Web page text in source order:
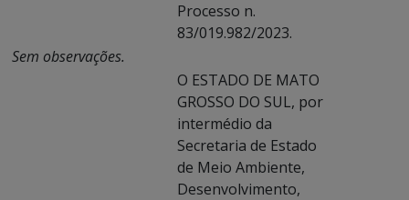
Processo n.
83/019.982/2023.
Sem observações.
O ESTADO DE MATO
GROSSO DO SUL, por
intermédio da
Secretaria de Estado
de Meio Ambiente,
Desenvolvimento,